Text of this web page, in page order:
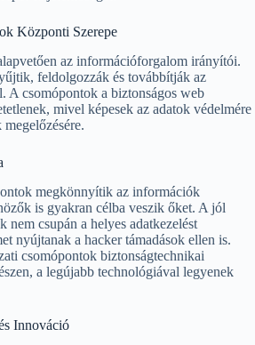
Központi Szerepe
az információforgalom irányítói.
feldolgozzák és továbbítják az
A csomópontok a biztonságos web
mivel képesek az adatok védelmére
megkönnyítik az információk
is gyakran célba veszik őket. A jól
nem csupán a helyes adatkezelést
nyújtanak a hacker támadások ellen is.
csomópontok biztonságtechnikai
a legújabb technológiával legyenek
Innováció